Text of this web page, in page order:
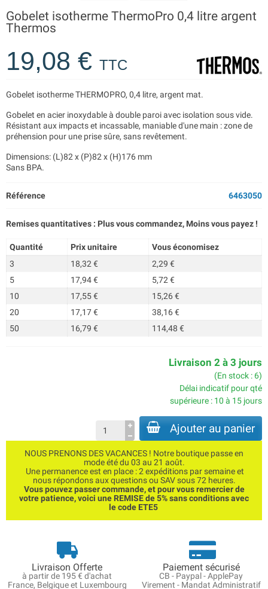
Gobelet isotherme ThermoPro 0,4 litre argent
Thermos
19,08 € TTC
Gobelet isotherme THERMOPRO, 0,4 litre, argent mat.
Gobelet en acier inoxydable à double paroi avec isolation sous vide.
Résistant aux impacts et incassable, maniable d'une main : zone de
préhension pour une prise sûre, sans revêtement.
Dimensions: (L)82 x (P)82 x (H)176 mm
Sans BPA.
Référence 6463050
Remises quantitatives : Plus vous commandez, Moins vous payez !
Quantité Prix unitaire
Vous économisez
3
18,32 €
2,29 €
5
17,94 €
5,72 €
10
17,55 €
15,26 €
20
17,17 €
38,16 €
50
16,79 € 114,48 €
Livraison 2 à 3 jours
(En stock : 6)
Délai indicatif pour qté
supérieure : 10 à 15 jours
Ajouter au panier
NOUS PRENONS DES VACANCES ! Notre boutique passe en
mode été du 03 au 21 août.
Une permanence est en place : 2 expéditions par semaine et
nous répondons aux questions ou SAV sous 72 heures.
Vous pouvez passer commande, et pour vous remercier de
votre patience, voici une REMISE de 5% sans conditions avec
le code ETE5
Livraison Offerte
à partir de 195 € d'achat
France, Belgique et Luxembourg
Paiement sécurisé
CB - Paypal - ApplePay
Virement - Mandat Administratif